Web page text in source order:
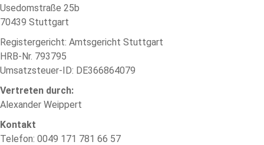
Usedomstraße 25b
70439 Stuttgart
Registergericht: Amtsgericht Stuttgart
HRB-Nr. 793795
Umsatzsteuer-ID: DE366864079
Vertreten durch:
Alexander Weippert
Kontakt
Telefon: 0049 171 781 66 57